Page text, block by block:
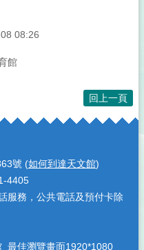
08:26
館
回上一頁
號 (如何到達天文館)
4405
服務，公共電話及預付卡除
最佳瀏覽畫面1920*1080